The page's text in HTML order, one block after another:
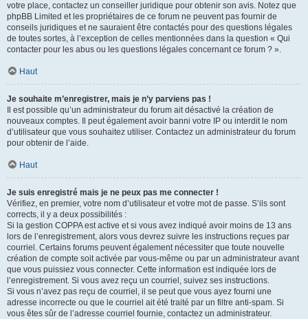
votre place, contactez un conseiller juridique pour obtenir son avis. Notez que
phpBB Limited et les propriétaires de ce forum ne peuvent pas fournir de
conseils juridiques et ne sauraient être contactés pour des questions légales
de toutes sortes, à l’exception de celles mentionnées dans la question « Qui
contacter pour les abus ou les questions légales concernant ce forum ? ».
Haut
Je souhaite m’enregistrer, mais je n’y parviens pas !
Il est possible qu’un administrateur du forum ait désactivé la création de
nouveaux comptes. Il peut également avoir banni votre IP ou interdit le nom
d’utilisateur que vous souhaitez utiliser. Contactez un administrateur du forum
pour obtenir de l’aide.
Haut
Je suis enregistré mais je ne peux pas me connecter !
Vérifiez, en premier, votre nom d’utilisateur et votre mot de passe. S’ils sont
corrects, il y a deux possibilités :
Si la gestion COPPA est active et si vous avez indiqué avoir moins de 13 ans
lors de l’enregistrement, alors vous devrez suivre les instructions reçues par
courriel. Certains forums peuvent également nécessiter que toute nouvelle
création de compte soit activée par vous-même ou par un administrateur avant
que vous puissiez vous connecter. Cette information est indiquée lors de
l’enregistrement. Si vous avez reçu un courriel, suivez ses instructions.
Si vous n’avez pas reçu de courriel, il se peut que vous ayez fourni une
adresse incorrecte ou que le courriel ait été traité par un filtre anti-spam. Si
vous êtes sûr de l’adresse courriel fournie, contactez un administrateur.